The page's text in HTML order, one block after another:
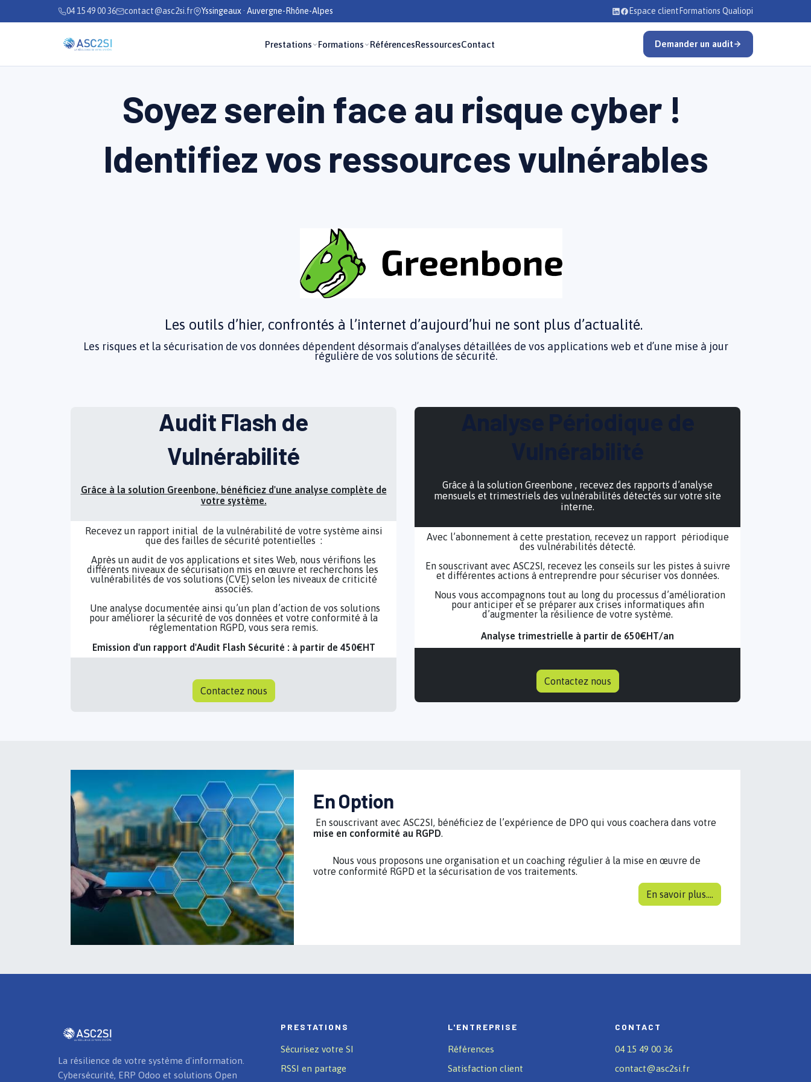
Se rendre au contenu04 15 49 00 36 contact@asc2si.fr Yssingeaux · Auvergne-Rhône-Alpes Espace client Formations Qualiopi
Prestations Formations RéférencesRessourcesContact Demander un audit
Soyez serein face au risque cyber !
Identifiez vos ressources vulnérables
Les outils d’hier, confrontés à l’internet d’aujourd’hui ne sont plus d’actualité.
Les risques et la sécurisation de vos données dépendent désormais d’analyses détaillées de vos applications web et d’une mise à jour
régulière de vos solutions de sécurité.
Audit Flash de
Vulnérabilité
Grâce à la solution Greenbone, bénéficiez d'une analyse complète de
votre système.
Recevez un rapport initial de la vulnérabilité de votre système ainsi
que des failles de sécurité potentielles :
Après un audit de vos applications et sites Web, nous vérifions les
différents niveaux de sécurisation mis en œuvre et recherchons les
vulnérabilités de vos solutions (CVE) selon les niveaux de criticité
associés.
Une analyse documentée ainsi qu’un plan d’action de vos solutions
pour améliorer la sécurité de vos données et votre conformité à la
réglementation RGPD, vous sera remis.
Emission d'un rapport d'Audit Flash Sécurité : à partir de 450€HT
Contactez nous
Grâce à la solution Greenbone , recevez des rapports d’analyse
mensuels et trimestriels des vulnérabilités détectés sur votre site
interne.
Avec l’abonnement à cette prestation, recevez un rapport périodique
des vulnérabilités détecté.
En souscrivant avec ASC2SI, recevez les conseils sur les pistes à suivre
et différentes actions à entreprendre pour sécuriser vos données.
Nous vous accompagnons tout au long du processus d’amélioration
pour anticiper et se préparer aux crises informatiques afin
d’augmenter la résilience de votre système.
Analyse trimestrielle à partir de 650€HT/an
Contactez nous
En Option
En souscrivant avec ASC2SI, bénéficiez de l’expérience de DPO qui vous coachera dans votre
mise en conformité au RGPD.
Nous vous proposons une organisation et un coaching régulier à la mise en œuvre de
votre conformité RGPD et la sécurisation de vos traitements.
En savoir plus....
La résilience de votre système d'information.
Cybersécurité, ERP Odoo et solutions Open
PRESTATIONS
Sécurisez votre SI
RSSI en partage
L'ENTREPRISE
Références
Satisfaction client
CONTACT
04 15 49 00 36
contact@asc2si.fr